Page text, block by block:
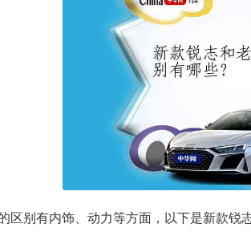
区别有内饰、动力等方面，以下是新款锐